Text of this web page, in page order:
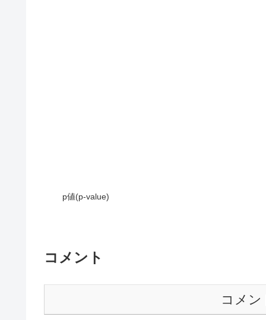
p値(p-value)
コメント
コメン